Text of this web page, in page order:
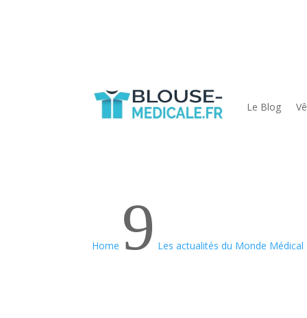
Le Blog
Home 9 Les actualités du Monde Médical